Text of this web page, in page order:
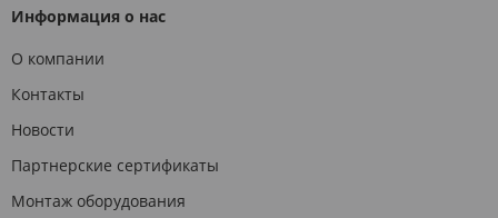
Информация о нас
О компании
Контакты
Новости
Партнерские сертификаты
Монтаж оборудования